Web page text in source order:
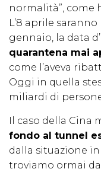
normalità”, come
L’8 aprile
gennaio, la data
quarantena mai
come l’aveva
Oggi in quella
miliardi di
Il caso della Cina
fondo al tunnel
dalla situazione
troviamo ormai